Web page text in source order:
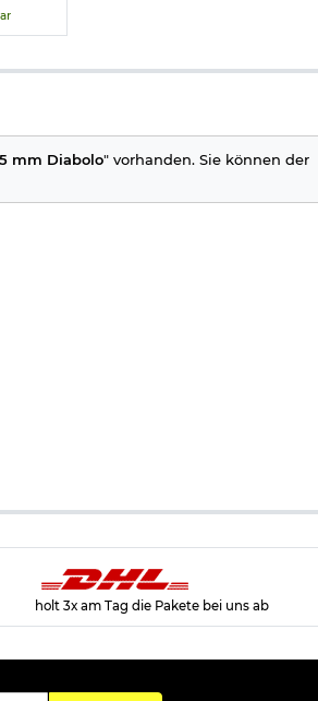
mm Diabolo" vorhanden. Sie können der
holt 3x am Tag die Pakete bei uns ab